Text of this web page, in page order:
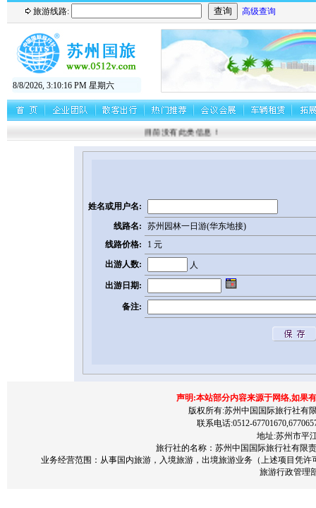
旅游线路: 高级查询
8/8/2026, 3:10:16 PM 星期六
目前没有此类信息！
姓名或用户名:
线路名:
苏州园林一日游(华东地接)
线路价格:
1 元
出游人数:
人
出游日期:
备注:
声明:本站部分内容来源于网络,如果
版权所有:苏州中国国际旅行社有限
联系电话:0512-
地址:苏州市平
旅行社的名称：苏州中国国际旅行社有
业务经营范围：从事国内旅游，入境旅游，出境旅游业务（上述项目凭
旅游行政管理